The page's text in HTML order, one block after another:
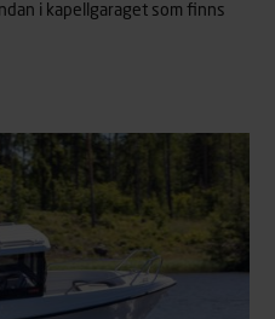
i kapellgaraget som finns